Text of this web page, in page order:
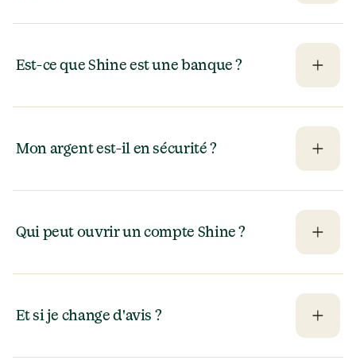
Est-ce que Shine est une banque ?
Mon argent est-il en sécurité ?
Qui peut ouvrir un compte Shine ?
Et si je change d'avis ?